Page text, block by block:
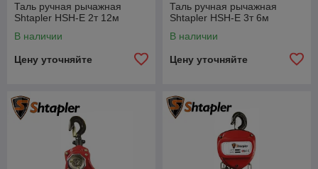
Таль ручная рычажная
Shtapler HSH-E 2т 12м
В наличии
Цену уточняйте
Таль ручная рычажная
Shtapler HSH-E 3т 6м
В наличии
Цену уточняйте